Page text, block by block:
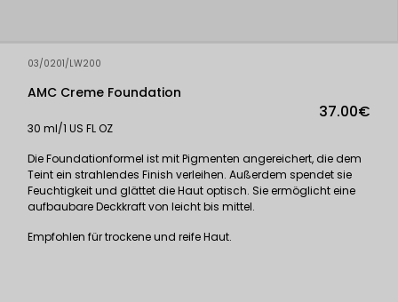
03/0201/LW200
AMC Creme Foundation
37.00€
30 ml/1 US FL OZ
Die Foundationformel ist mit Pigmenten angereichert, die dem
Teint ein strahlendes Finish verleihen. Außerdem spendet sie
Feuchtigkeit und glättet die Haut optisch. Sie ermöglicht eine
aufbaubare Deckkraft von leicht bis mittel.
Empfohlen für trockene und reife Haut.